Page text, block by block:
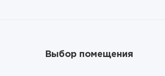
Выбор помещения